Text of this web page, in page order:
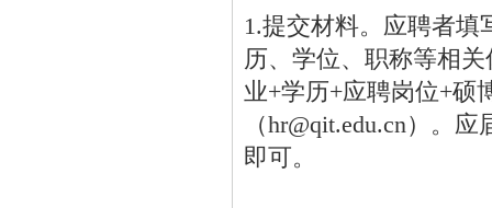
1.提交材料。应聘者填
历、学位、职称等相
业+学历+应聘岗位+硕
（hr@qit.edu.cn）。
即可。